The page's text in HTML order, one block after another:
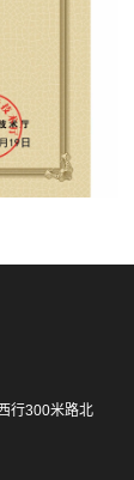
行300米路北